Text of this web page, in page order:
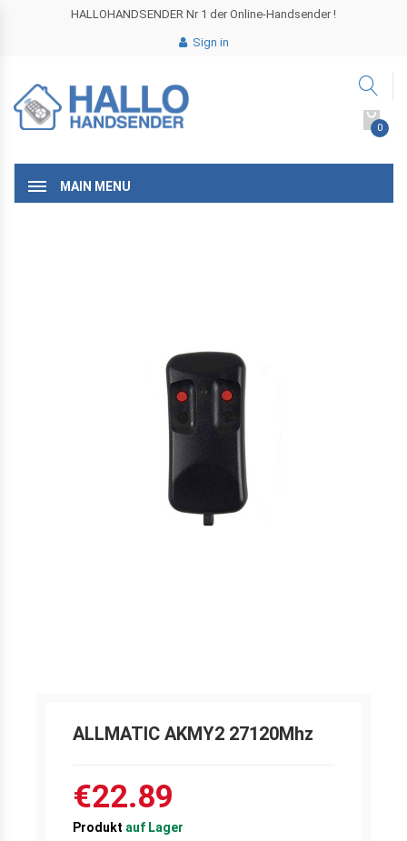
HALLOHANDSENDER Nr 1 der Online-Handsender !
Sign in
0
MAIN MENU
ALLMATIC AKMY2 27120Mhz
€22.89
Produkt auf Lager